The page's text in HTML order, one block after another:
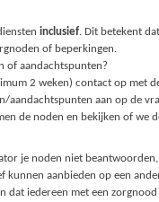
inclusief. Dit betekent
of beperkingen.
of aandachtspunten?
2 weken) contact op met
aandachtspunten aan op de
de noden en bekijken of we
je noden niet
kunnen aanbieden op een
dat iedereen met een